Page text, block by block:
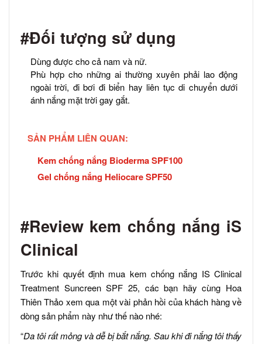
#Đối tượng sử dụng
Dùng được cho cả nam và nữ.
Phù hợp cho những ai thường xuyên phải lao động
ngoài trời, đi bơi đi biển hay liên tục di chuyển dưới
ánh nắng mặt trời gay gắt.
SẢN PHẨM LIÊN QUAN:
Kem chống nắng Bioderma SPF100
Gel chống nắng Heliocare SPF50
#Review kem chống nắng iS
Clinical
Trước khi quyết định mua kem chống nắng IS Clinical
Treatment Suncreen SPF 25, các bạn hãy cùng Hoa
Thiên Thảo xem qua một vài phản hồi của khách hàng về
dòng sản phẩm này như thế nào nhé:
“Da tôi rất mỏng và dễ bị bắt nắng. Sau khi đi nắng tôi thấy